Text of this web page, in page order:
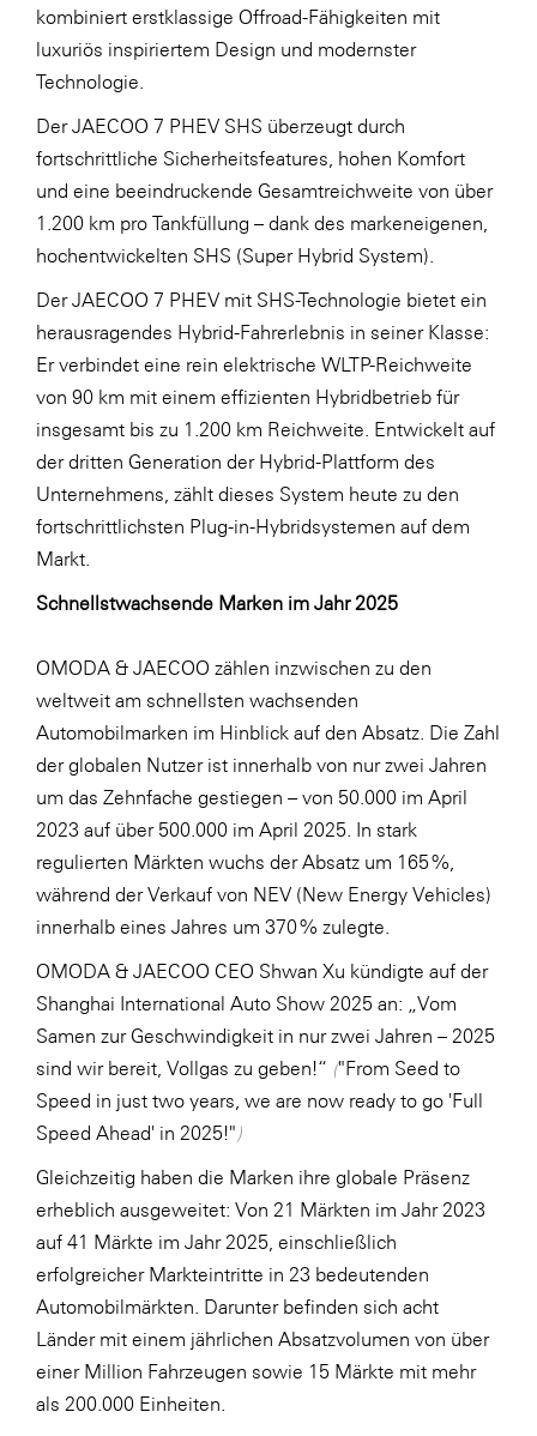
kombiniert erstklassige Offroad-Fähigkeiten mit
luxuriös inspiriertem Design und modernster
Technologie.
Der JAECOO 7 PHEV SHS überzeugt durch
fortschrittliche Sicherheitsfeatures, hohen Komfort
und eine beeindruckende Gesamtreichweite von über
1.200 km pro Tankfüllung – dank des markeneigenen,
hochentwickelten SHS (Super Hybrid System).
Der JAECOO 7 PHEV mit SHS-Technologie bietet ein
herausragendes Hybrid-Fahrerlebnis in seiner Klasse:
Er verbindet eine rein elektrische WLTP-Reichweite
von 90 km mit einem effizienten Hybridbetrieb für
insgesamt bis zu 1.200 km Reichweite. Entwickelt auf
der dritten Generation der Hybrid-Plattform des
Unternehmens, zählt dieses System heute zu den
fortschrittlichsten Plug-in-Hybridsystemen auf dem
Markt.
Schnellstwachsende Marken im Jahr 2025
OMODA & JAECOO zählen inzwischen zu den
weltweit am schnellsten wachsenden
Automobilmarken im Hinblick auf den Absatz. Die Zahl
der globalen Nutzer ist innerhalb von nur zwei Jahren
um das Zehnfache gestiegen – von 50.000 im April
2023 auf über 500.000 im April 2025. In stark
regulierten Märkten wuchs der Absatz um 165 %,
während der Verkauf von NEV (New Energy Vehicles)
innerhalb eines Jahres um 370 % zulegte.
OMODA & JAECOO CEO Shwan Xu kündigte auf der
Shanghai International Auto Show 2025 an: „Vom
Samen zur Geschwindigkeit in nur zwei Jahren – 2025
sind wir bereit, Vollgas zu geben!“ ("From Seed to
Speed in just two years, we are now ready to go 'Full
Speed Ahead' in 2025!")
Gleichzeitig haben die Marken ihre globale Präsenz
erheblich ausgeweitet: Von 21 Märkten im Jahr 2023
auf 41 Märkte im Jahr 2025, einschließlich
erfolgreicher Markteintritte in 23 bedeutenden
Automobilmärkten. Darunter befinden sich acht
Länder mit einem jährlichen Absatzvolumen von über
einer Million Fahrzeugen sowie 15 Märkte mit mehr
als 200.000 Einheiten.